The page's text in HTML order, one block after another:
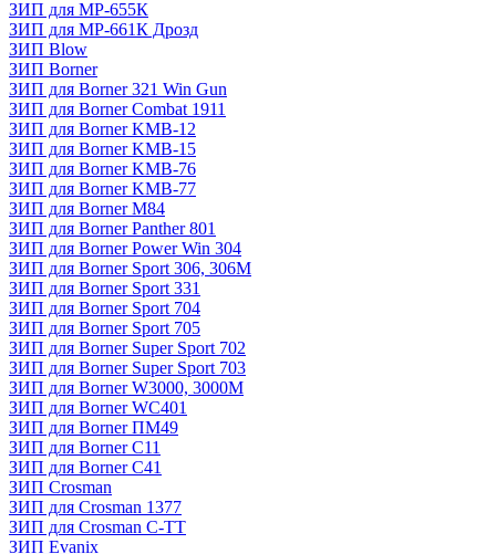
ЗИП для МР-655К
ЗИП для МР-661К Дрозд
ЗИП Blow
ЗИП Borner
ЗИП для Borner 321 Win Gun
ЗИП для Borner Combat 1911
ЗИП для Borner KMB-12
ЗИП для Borner KMB-15
ЗИП для Borner KMB-76
ЗИП для Borner KMB-77
ЗИП для Borner M84
ЗИП для Borner Panther 801
ЗИП для Borner Power Win 304
ЗИП для Borner Sport 306, 306M
ЗИП для Borner Sport 331
ЗИП для Borner Sport 704
ЗИП для Borner Sport 705
ЗИП для Borner Super Sport 702
ЗИП для Borner Super Sport 703
ЗИП для Borner W3000, 3000М
ЗИП для Borner WC401
ЗИП для Borner ПМ49
ЗИП для Borner С11
ЗИП для Borner С41
ЗИП Crosman
ЗИП для Crosman 1377
ЗИП для Crosman C-TT
ЗИП Evanix